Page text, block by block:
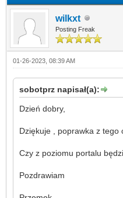
wilkxt
Posting Freak
01-26-2023, 08:39 AM
sobotprz napisał(a):
Dzień dobry,
Dziękuje , poprawka z tego
Czy z poziomu portalu
Pozdrawiam